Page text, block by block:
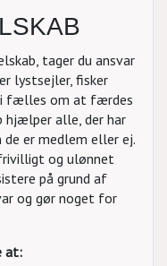
tager du ansvar
lystsejler, fisker
fælles om at færdes
hjælper alle, der har
er medlem eller ej.
frivilligt og ulønnet
på grund af
og gør noget for
at: